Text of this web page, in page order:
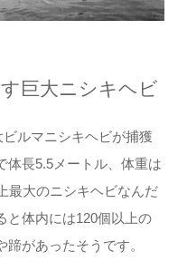
巨大ニシキヘビ
ルマニシキヘビが捕獲
体長5.5メートル、体重は
最大のニシキヘビなんだ
と体内には120個以上の
があったそうです。